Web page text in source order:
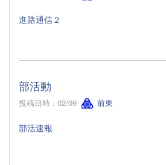
進路通信２
部活動
投稿日時 : 02/09 前東
部活速報